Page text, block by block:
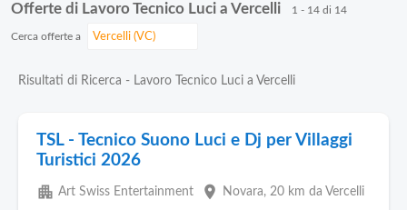
Stipendi
Elenco
Blog
Offerte di Lavoro Tecnico Luci a Vercelli 1 - 14 di 14
Cerca offerte a
Risultati di Ricerca - Lavoro Tecnico Luci a Vercelli
TSL - Tecnico Suono Luci e Dj per Villaggi
Turistici 2026
apartment Art Swiss Entertainment place Novara, 20 km da Vercelli